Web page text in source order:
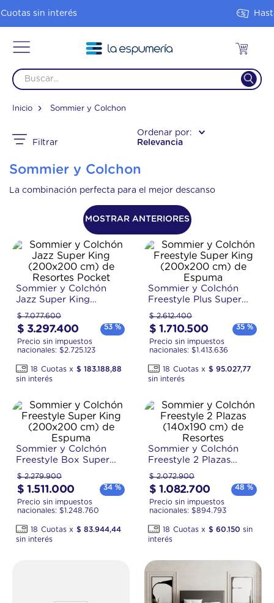
Sommier y Colchon
Filtrar Relevancia
Sommier y Colchon
La combinación perfecta para el mejor descanso
MOSTRAR ANTERIORES
Sommier y Colchón
Jazz Super King
(200x200 cm) de
Resortes Pocket
$ 7.077.600
$ 3.297.400
53 %
Precio sin impuestos
nacionales: $2.725.123
18 $ 183.188,88
Sommier y Colchón
Freestyle Plus Super
King (200x200 cm) de
Espuma
$ 2.612.400
$ 1.710.500
35 %
Precio sin impuestos
nacionales: $1.413.636
18 $ 95.027,77
Sommier y Colchón
Freestyle Box Super
King (200x200 cm) de
Espuma
$ 2.279.900
$ 1.511.000
34 %
Precio sin impuestos
nacionales: $1.248.760
18 $ 83.944,44
Sommier y Colchón
Freestyle 2 Plazas
(140x190 cm) de
Resortes
$ 2.072.900
$ 1.082.700
48 %
Precio sin impuestos
nacionales: $894.793
18 $ 60.150